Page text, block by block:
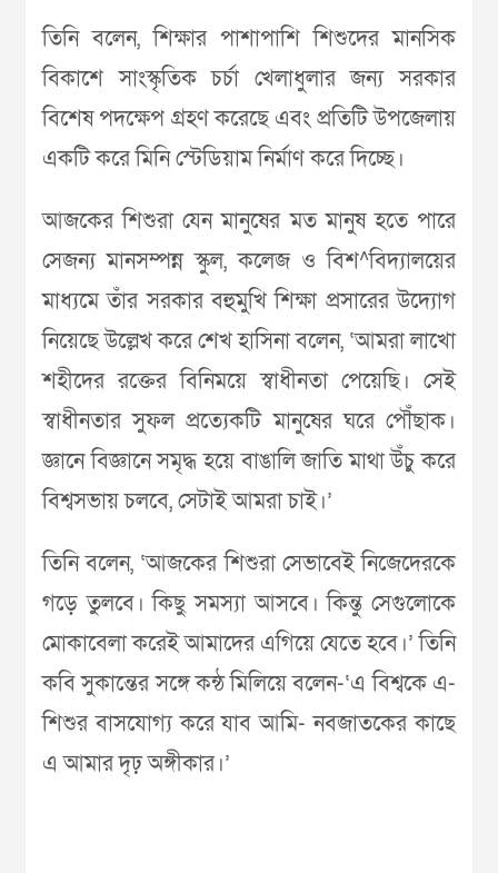
তিনি বলেন, শিক্ষার পাশাপাশি শিশুদের মানসিক
বিকাশে সাংস্কৃতিক চর্চা খেলাধুলার জন্য সরকার
বিশেষ পদক্ষেপ গ্রহণ করেছে এবং প্রতিটি উপজেলায়
একটি করে মিনি স্টেডিয়াম নির্মাণ করে দিচ্ছে।
আজকের শিশুরা যেন মানুষের মত মানুষ হতে পারে
সেজন্য মানসম্পন্ন স্কুল, কলেজ ও বিশ^বিদ্যালয়ের
মাধ্যমে তাঁর সরকার বহুমুখি শিক্ষা প্রসারের উদ্যোগ
নিয়েছে উল্লেখ করে শেখ হাসিনা বলেন, ‘আমরা লাখো
শহীদের রক্তের বিনিময়ে স্বাধীনতা পেয়েছি। সেই
স্বাধীনতার সুফল প্রত্যেকটি মানুষের ঘরে পৌঁছাক।
জ্ঞানে বিজ্ঞানে সমৃদ্ধ হয়ে বাঙালি জাতি মাথা উঁচু করে
বিশ্বসভায় চলবে, সেটাই আমরা চাই।’
তিনি বলেন, ‘আজকের শিশুরা সেভাবেই নিজেদেরকে
গড়ে তুলবে। কিছু সমস্যা আসবে। কিন্তু সেগুলোকে
মোকাবেলা করেই আমাদের এগিয়ে যেতে হবে।’ তিনি
কবি সুকান্তের সঙ্গে কন্ঠ মিলিয়ে বলেন-‘এ বিশ্বকে এ-
শিশুর বাসযোগ্য করে যাব আমি- নবজাতকের কাছে
এ আমার দৃঢ় অঙ্গীকার।’